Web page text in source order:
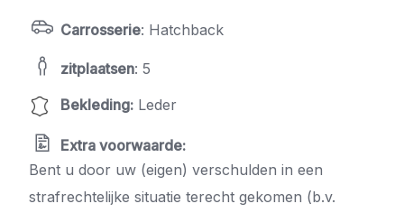
Carrosserie: Hatchback
zitplaatsen: 5
Bekleding: Leder
Extra voorwaarde:
Bent u door uw (eigen) verschulden in een
strafrechtelijke situatie terecht gekomen (b.v.